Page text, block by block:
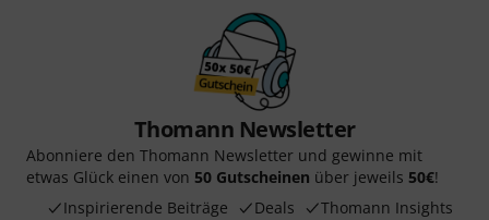
Thomann Newsletter
Abonniere den Thomann Newsletter und gewinne mit
etwas Glück einen von 50 Gutscheinen über jeweils 50€!
Inspirierende Beiträge
Deals Thomann Insights